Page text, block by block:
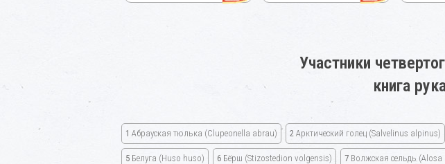
Участники
книга
1 Абрауская тюлька (Clupeonella abrau) 2 Арктический голец (Salvelinus alpinus)
5 Белуга (Huso huso) 6 Бёрш (Stizostedion volgensis) 7 Волжская сельдь (Alosa